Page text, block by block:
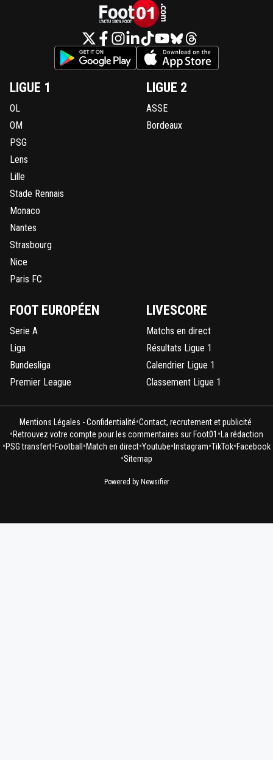
LIGUE 1
OL
OM
PSG
Lens
Lille
Stade Rennais
Monaco
Nantes
Strasbourg
Nice
Paris FC
LIGUE 2
ASSE
Bordeaux
FOOT EUROPÉEN
Serie A
Liga
Bundesliga
Premier League
LIVESCORE
Matchs en direct
Résultats Ligue 1
Calendrier Ligue 1
Classement Ligue 1
Mentions Légales - Confidentialité•Contact, recrutement et publicité
•Retrouvez votre compte pour les commentaires sur Foot01 •La rédaction
•PSG transfert•Football •Match en direct•Youtube• Instagram•TikTok•Facebook
•Sitemap
Powered by Newsifier